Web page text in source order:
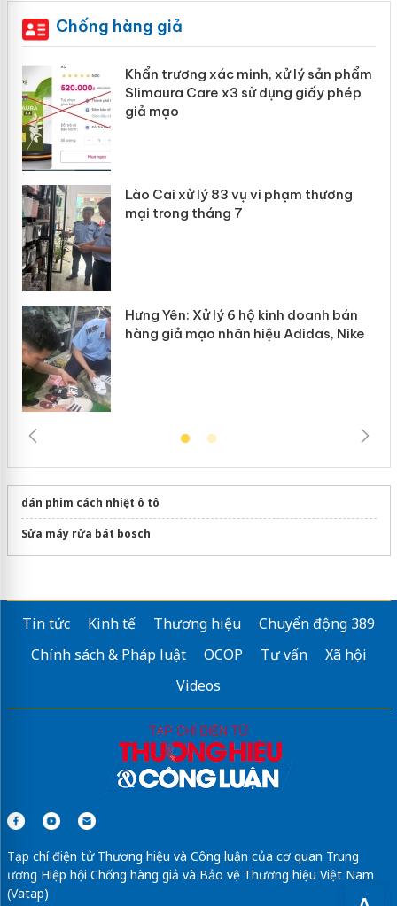
Chống hàng giả
Khẩn trương xác minh, xử lý sản phẩm
Slimaura Care x3 sử dụng giấy phép
giả mạo
Lào Cai xử lý 83 vụ vi phạm thương
mại trong tháng 7
Hưng Yên: Xử lý 6 hộ kinh doanh bán
hàng giả mạo nhãn hiệu Adidas, Nike
dán phim cách nhiệt ô tô
Sửa máy rửa bát bosch
Tin tức Kinh tế Thương hiệu
Chuyển động 389
Chính sách & Pháp luật
OCOP Tư vấn
Xã hội
Videos
Tạp chí điện tử Thương hiệu và Công luận của cơ quan Trung
ương Hiệp hội Chống hàng giả và Bảo vệ Thương hiệu Việt Nam
(Vatap)